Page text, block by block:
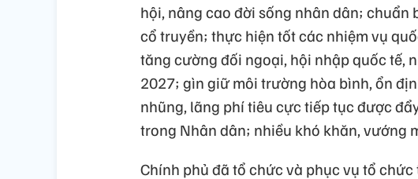
hội, nâng cao đời sống nhân dân; chuẩn
cổ truyền; thực hiện tốt các nhiệm vụ
tăng cường đối ngoại, hội nhập quốc tế,
2027; gìn giữ môi trường hòa bình, ổn
nhũng, lãng phí tiêu cực tiếp tục được
trong Nhân dân; nhiều khó khăn, vướng
Chính phủ đã tổ chức và phục vụ tổ